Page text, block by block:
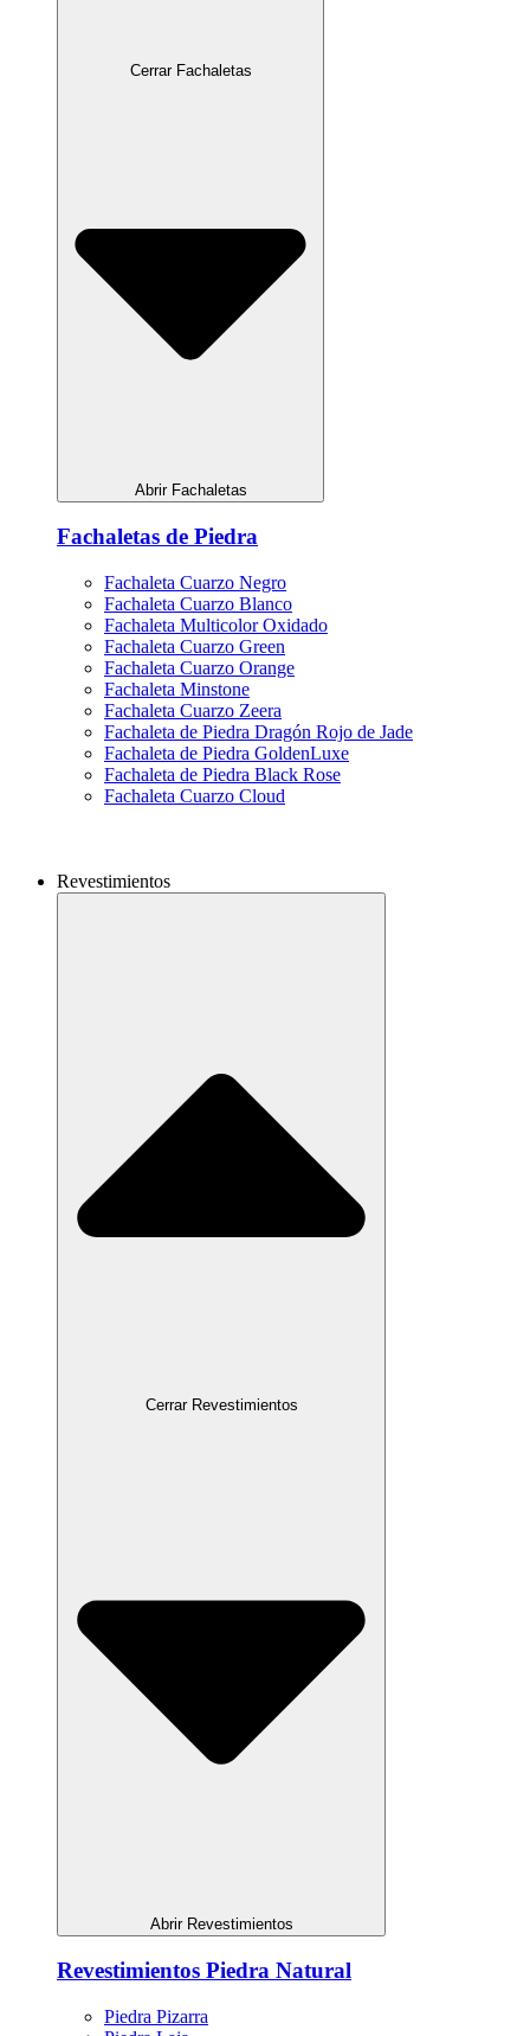
Cerrar Fachaletas
Abrir Fachaletas
Fachaletas de Piedra
Fachaleta Cuarzo Negro
Fachaleta Cuarzo Blanco
Fachaleta Multicolor Oxidado
Fachaleta Cuarzo Green
Fachaleta Cuarzo Orange
Fachaleta Minstone
Fachaleta Cuarzo Zeera
Fachaleta de Piedra Dragón Rojo de Jade
Fachaleta de Piedra GoldenLuxe
Fachaleta de Piedra Black Rose
Fachaleta Cuarzo Cloud
Revestimientos
Cerrar Revestimientos
Abrir Revestimientos
Revestimientos Piedra Natural
Piedra Pizarra